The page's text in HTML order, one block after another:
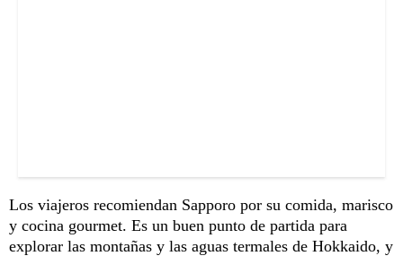
Los viajeros recomiendan Sapporo por su comida, marisco
y cocina gourmet. Es un buen punto de partida para
explorar las montañas y las aguas termales de Hokkaido, y